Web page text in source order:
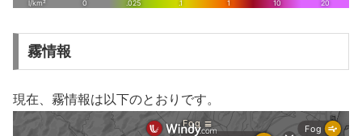
霧情報
現在、霧情報は以下のとおりです。